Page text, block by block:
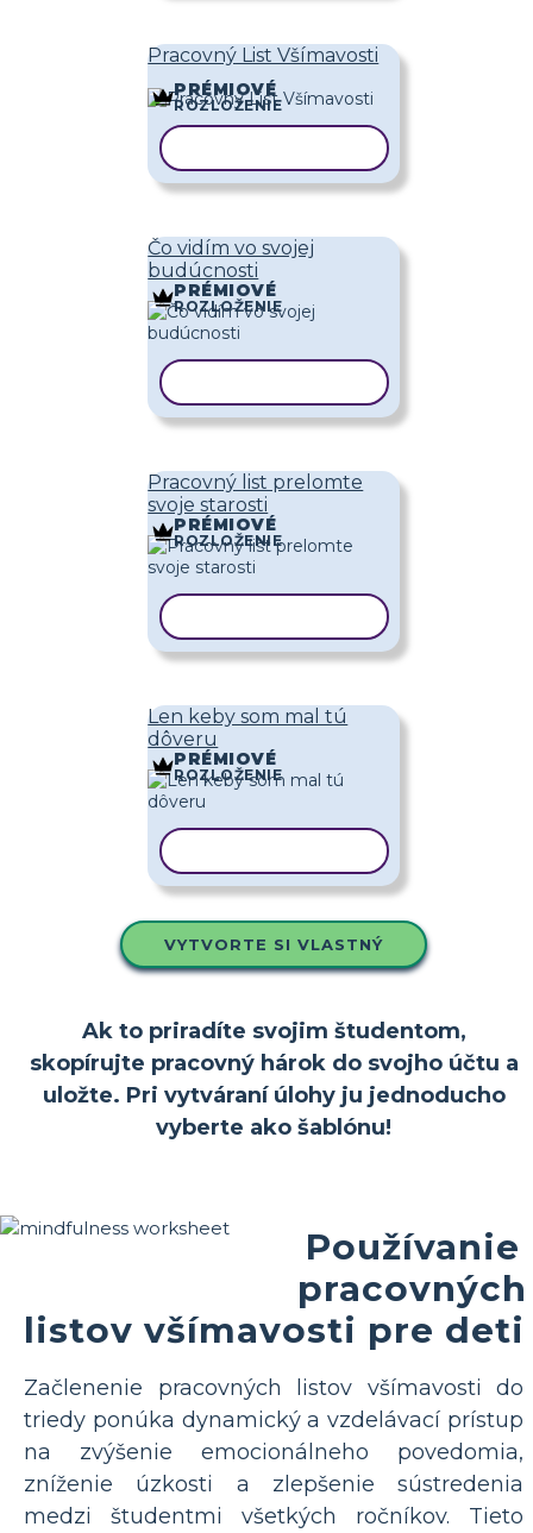
Pracovný List Všímavosti
PRÉMIOVÉ
ROZLOŽENIE
Čo vidím vo svojej
budúcnosti
PRÉMIOVÉ
ROZLOŽENIE
Pracovný list prelomte
svoje starosti
PRÉMIOVÉ
ROZLOŽENIE
Len keby som mal tú
dôveru
PRÉMIOVÉ
ROZLOŽENIE
VYTVORTE SI VLASTNÝ
Ak to priradíte svojim študentom,
skopírujte pracovný hárok do svojho účtu a
uložte. Pri vytváraní úlohy ju jednoducho
vyberte ako šablónu!
Používanie
pracovných
listov všímavosti pre deti
Začlenenie pracovných listov všímavosti do
triedy ponúka dynamický a vzdelávací prístup
na zvýšenie emocionálneho povedomia,
zníženie úzkosti a zlepšenie sústredenia
medzi študentmi všetkých ročníkov. Tieto